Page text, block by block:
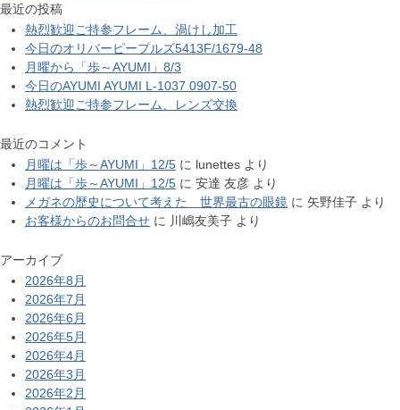
最近の投稿
熱烈歓迎ご持参フレーム、渦けし加工
今日のオリバーピープルズ5413F/1679-48
月曜から「歩～AYUMI」8/3
今日のAYUMI AYUMI L-1037 0907-50
熱烈歓迎ご持参フレーム、レンズ交換
最近のコメント
月曜は「歩～AYUMI」12/5 に lunettes より
月曜は「歩～AYUMI」12/5 に 安達 友彦 より
メガネの歴史について考えた 世界最古の眼鏡 に 矢野佳子 より
お客様からのお問合せ に 川嶋友美子 より
アーカイブ
2026年8月
2026年7月
2026年6月
2026年5月
2026年4月
2026年3月
2026年2月